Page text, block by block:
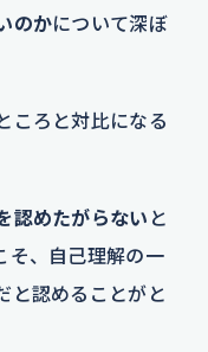
のかについて深ぼ
ころと対比になる
認めたがらない と
そ、自己理解の一
と認めることがと